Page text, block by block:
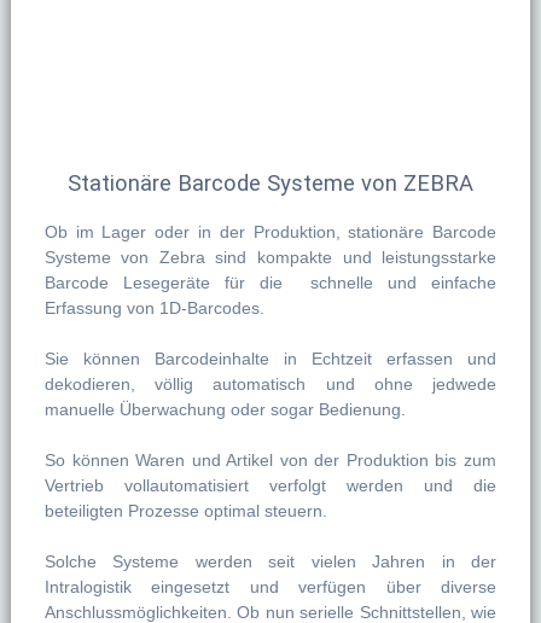
Stationäre Barcode Systeme von ZEBRA
Ob im Lager oder in der Produktion, stationäre Barcode
Systeme von Zebra sind kompakte und leistungsstarke
Barcode Lesegeräte für die schnelle und einfache
Erfassung von 1D-Barcodes.
Sie können Barcodeinhalte in Echtzeit erfassen und
dekodieren, völlig automatisch und ohne jedwede
manuelle Überwachung oder sogar Bedienung.
So können Waren und Artikel von der Produktion bis zum
Vertrieb vollautomatisiert verfolgt werden und die
beteiligten Prozesse optimal steuern.
Solche Systeme werden seit vielen Jahren in der
Intralogistik eingesetzt und verfügen über diverse
Anschlussmöglichkeiten. Ob nun serielle Schnittstellen, wie